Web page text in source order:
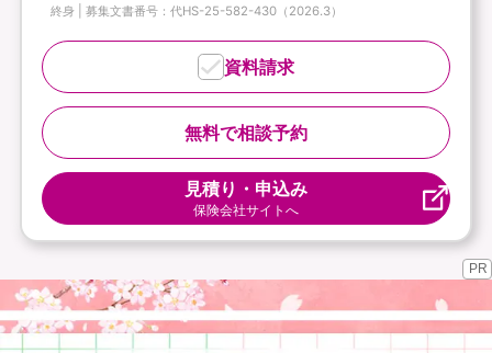
終身 | 募集文書番号：代HS-25-582-430（2026.3）
無料で相談予約
資料請求
見積り・申込み
保険会社サイトへ
PR